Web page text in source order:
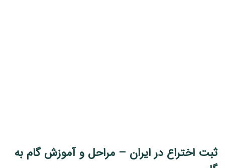
ثبت اختراع در ایران – مراحل و آموزش گام به